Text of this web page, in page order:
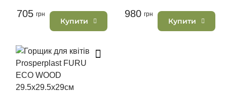
4625)
705 грн
Купити
4665)
980 грн
Купити